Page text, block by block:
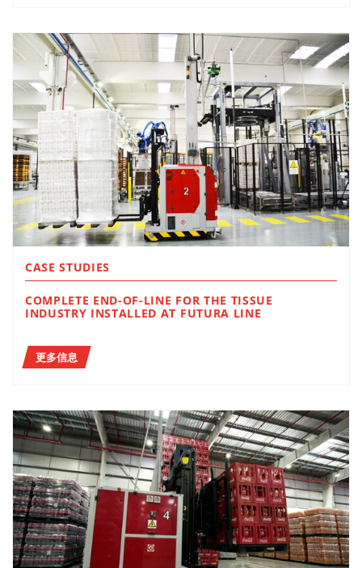
CASE STUDIES
COMPLETE END-OF-LINE FOR THE TISSUE
INDUSTRY INSTALLED AT FUTURA LINE
更多信息